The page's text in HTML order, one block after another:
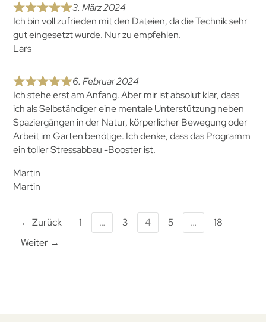
3. März 2024
Ich bin voll zufrieden mit den Dateien, da die Technik sehr
gut eingesetzt wurde. Nur zu empfehlen.
Lars
6. Februar 2024
Ich stehe erst am Anfang. Aber mir ist absolut klar, dass
ich als Selbständiger eine mentale Unterstützung neben
Spaziergängen in der Natur, körperlicher Bewegung oder
Arbeit im Garten benötige. Ich denke, dass das Programm
ein toller Stressabbau -Booster ist.
Martin
Martin
← Zurück 1 … 3 4 5 …
18
Weiter →